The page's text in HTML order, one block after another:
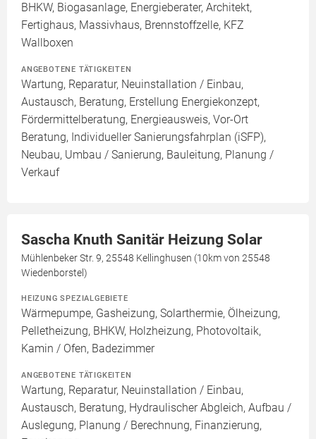
BHKW, Biogasanlage, Energieberater, Architekt,
Fertighaus, Massivhaus, Brennstoffzelle, KFZ
Wallboxen
ANGEBOTENE TÄTIGKEITEN
Wartung, Reparatur, Neuinstallation / Einbau,
Austausch, Beratung, Erstellung Energiekonzept,
Fördermittelberatung, Energieausweis, Vor-Ort
Beratung, Individueller Sanierungsfahrplan (iSFP),
Neubau, Umbau / Sanierung, Bauleitung, Planung /
Verkauf
Sascha Knuth Sanitär Heizung Solar
Mühlenbeker Str. 9, 25548 Kellinghusen (10km von 25548
Wiedenborstel)
HEIZUNG SPEZIALGEBIETE
Wärmepumpe, Gasheizung, Solarthermie, Ölheizung,
Pelletheizung, BHKW, Holzheizung, Photovoltaik,
Kamin / Ofen, Badezimmer
ANGEBOTENE TÄTIGKEITEN
Wartung, Reparatur, Neuinstallation / Einbau,
Austausch, Beratung, Hydraulischer Abgleich, Aufbau /
Auslegung, Planung / Berechnung, Finanzierung,